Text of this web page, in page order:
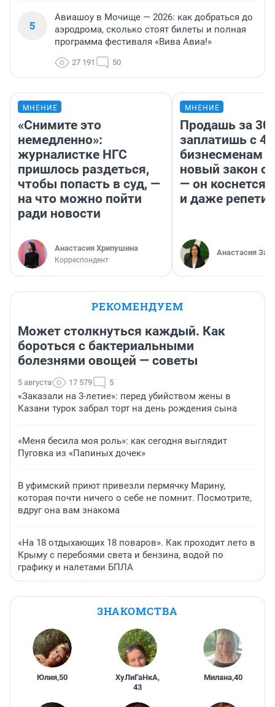
5
Авиашоу в Мочище — 2026: как добраться до
аэродрома, сколько стоят билеты и полная
программа фестиваля «Вива Авиа!»
27 191 50
МНЕНИЕ
«Снимите это
немедленно»:
журналистке НГС
пришлось раздеться,
чтобы попасть в суд, —
на что можно пойти
ради новости
Анастасия Хрипушина
Корреспондент
МНЕНИЕ
Продашь за
заплатишь с
бизнесменам
новый закон о
— он коснется
и даже
Анастасия
РЕКОМЕНДУЕМ
Может столкнуться каждый. Как
бороться с бактериальными
болезнями овощей — советы
5 августа 17 579 5
«Заказали на 3-летие»: перед убийством жены в
Казани турок забрал торт на день рождения сына
«Меня бесила моя роль»: как сегодня выглядит
Пуговка из «Папиных дочек»
В уфимский приют привезли пермячку Марину,
которая почти ничего о себе не помнит. Посмотрите,
вдруг она вам знакома
«На 18 отдыхающих 18 поваров». Как проходит лето в
Крыму с перебоями света и бензина, водой по
графику и налетами БПЛА
ЗНАКОМСТВА
Юлия,50 ХуЛиГаНкА,
43
Милана,40